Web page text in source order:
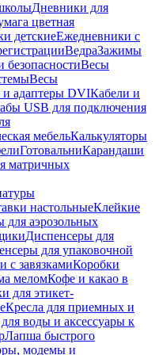
Дневники для
цветная
детскиеЕжедневники с
ВедраЗажимы
безопасностиВесы
Весы
и адаптеры DVIКабели и
USB для подключения
мебельКалькуляторы
ГотовальниКарандаши
матричных
настольныеКлейкие
для аэрозольных
Диспенсеры для
для упаковочной
с завязкамиКоробки
меломКофе и какао в
для этикет-
Кресла для приемных и
воды и аксессуары к
Лапша быстрого
модемы и